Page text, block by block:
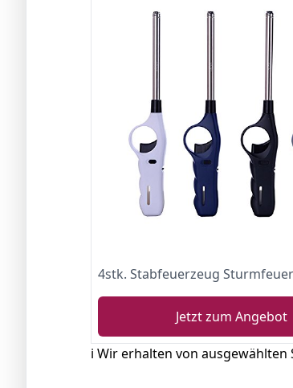
Jetzt zum Angebot
ℹ️ Wir erhalten von